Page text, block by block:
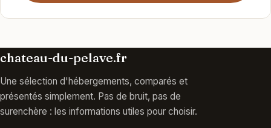
chateau-du-pelave.fr
Une sélection d'hébergements, comparés et
présentés simplement. Pas de bruit, pas de
surenchère : les informations utiles pour choisir.